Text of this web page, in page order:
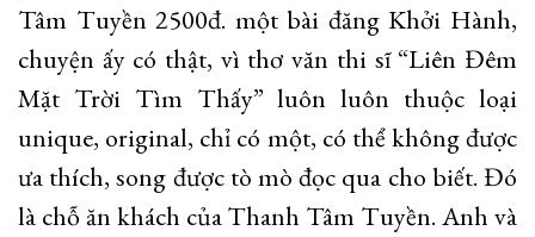
Tâm Tuyền 2500đ. một bài đăng Khởi Hành,
chuyện ấy có thật, vì thơ văn thi sĩ “Liên Đêm
Mặt Trời Tìm Thấy” luôn luôn thuộc loại
unique, original, chỉ có một, có thể không được
ưa thích, song được tò mò đọc qua cho biết. Đó
là chỗ ăn khách của Thanh Tâm Tuyền. Anh và